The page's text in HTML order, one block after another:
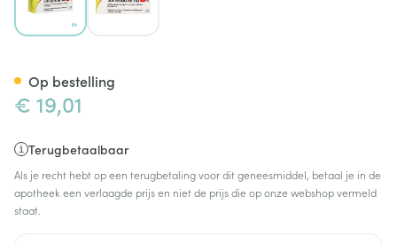
€ 19,01
Terugbetaalbaar
Als je recht hebt op een terugbetaling voor dit geneesmiddel, betaal je in de
apotheek een verlaagde prijs en niet de prijs die op onze webshop vermeld
staat.
Op bestelling